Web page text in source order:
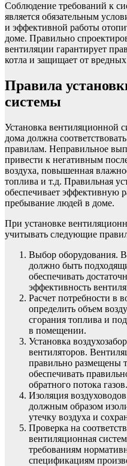
Соблюдение требований к
является обязательным
и эффективной работы
доме. Правильно
вентиляции гарантирует
котла и защищает от
Правила
системы
Установка вентиляционной
дома должна
правилам. Неправильное
привести к негативным
воздуха, повышенная
топлива и т.д. Правильная
обеспечивает эффективную
пребывание людей в доме.
При установке
учитывать следующие
Выбор оборудования.
должно быть
обеспечивать
эффективность
Расчет потребности в
определить объем
сгорания топлива и
в помещении.
Установка
вентиляторов.
правильно размещены
обеспечивать
обратного потока газов.
Изоляция
должным образом
утечку воздуха и
Проверка на
вентиляционная
требованиям
спецификациям